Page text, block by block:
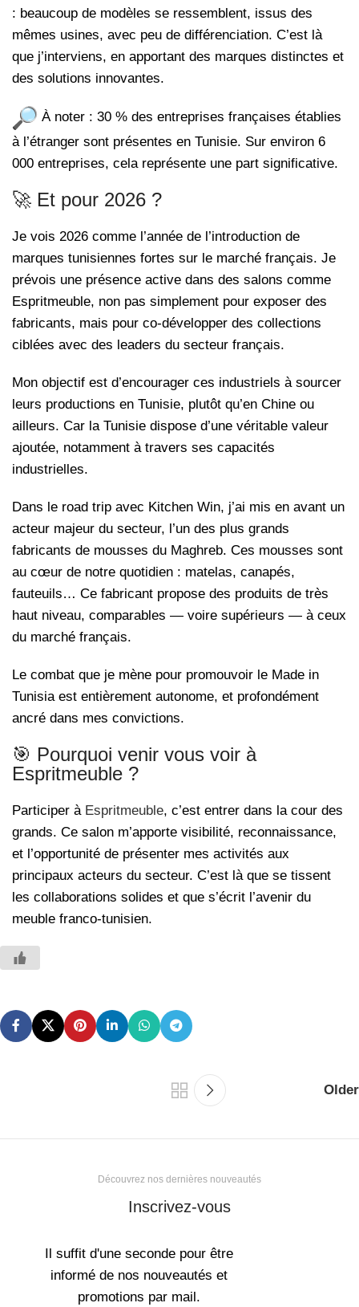
: beaucoup de modèles se ressemblent, issus des
mêmes usines, avec peu de différenciation. C’est là
que j’interviens, en apportant des marques distinctes et
des solutions innovantes.
À noter : 30 % des entreprises françaises établies
à l’étranger sont présentes en Tunisie. Sur environ 6
000 entreprises, cela représente une part significative.
🚀 Et pour 2026 ?
Je vois 2026 comme l’année de l’introduction de
marques tunisiennes fortes sur le marché français. Je
prévois une présence active dans des salons comme
Espritmeuble, non pas simplement pour exposer des
fabricants, mais pour co-développer des collections
ciblées avec des leaders du secteur français.
Mon objectif est d’encourager ces industriels à sourcer
leurs productions en Tunisie, plutôt qu’en Chine ou
ailleurs. Car la Tunisie dispose d’une véritable valeur
ajoutée, notamment à travers ses capacités
industrielles.
Dans le road trip avec Kitchen Win, j’ai mis en avant un
acteur majeur du secteur, l’un des plus grands
fabricants de mousses du Maghreb. Ces mousses sont
au cœur de notre quotidien : matelas, canapés,
fauteuils… Ce fabricant propose des produits de très
haut niveau, comparables — voire supérieurs — à ceux
du marché français.
Le combat que je mène pour promouvoir le Made in
Tunisia est entièrement autonome, et profondément
ancré dans mes convictions.
🎯 Pourquoi venir vous voir à
Espritmeuble ?
Participer à Espritmeuble, c’est entrer dans la cour des
grands. Ce salon m’apporte visibilité, reconnaissance,
et l’opportunité de présenter mes activités aux
principaux acteurs du secteur. C’est là que se tissent
les collaborations solides et que s’écrit l’avenir du
meuble franco-tunisien.
Older
Découvrez nos dernières nouveautés
Inscrivez-vous
Il suffit d'une seconde pour être
informé de nos nouveautés et
promotions par mail.